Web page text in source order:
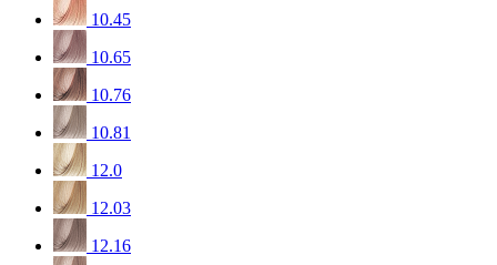
10.45
10.65
10.76
10.81
12.0
12.03
12.16